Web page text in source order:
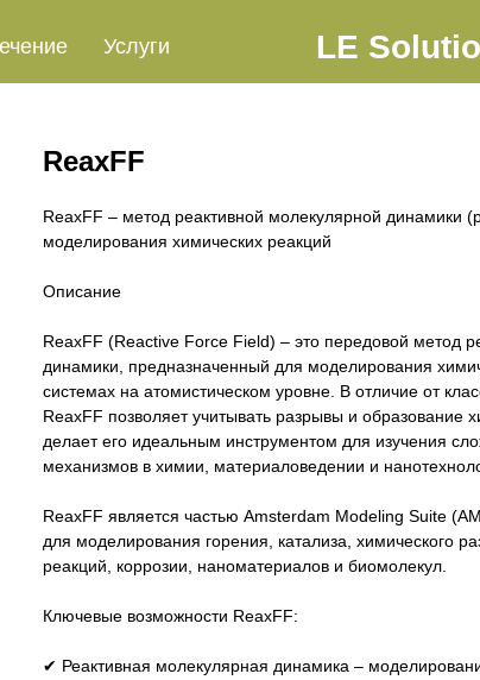
ReaxFF
ReaxFF – метод реактивной молекулярной динамики
моделирования химических реакций
Описание
ReaxFF (Reactive Force Field) – это передовой метод
динамики, предназначенный для моделирования
системах на атомистическом уровне. В отличие от
ReaxFF позволяет учитывать разрывы и образование
делает его идеальным инструментом для изучения
механизмов в химии, материаловедении и
ReaxFF является частью Amsterdam Modeling Suite
для моделирования горения, катализа, химического
реакций, коррозии, наноматериалов и биомолекул.
Ключевые возможности ReaxFF:
✔ Реактивная молекулярная динамика –
Услуги LE